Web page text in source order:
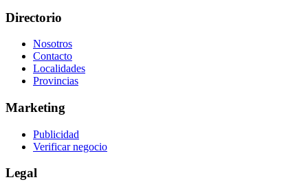
Directorio
Nosotros
Contacto
Localidades
Provincias
Marketing
Publicidad
Verificar negocio
Legal